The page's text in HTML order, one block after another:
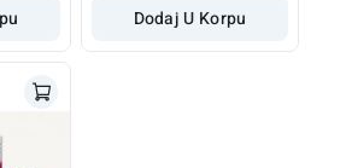
Dodaj U Korpu